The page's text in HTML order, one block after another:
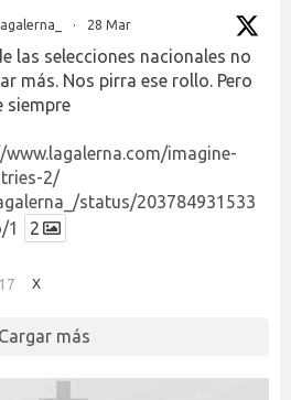
· 28 Mar
las selecciones nacionales no
más. Nos pirra ese rollo. Pero
siempre
www.lagalerna.com/imagine-
2/
status/203784931533
1
2
17 X
Cargar más